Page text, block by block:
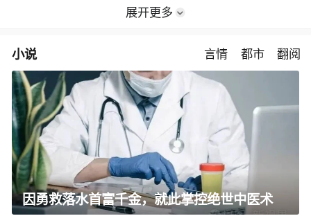
展开更多
小说 言情 都市 翻阅
因勇救落水首富千金，就此掌控绝世中医术